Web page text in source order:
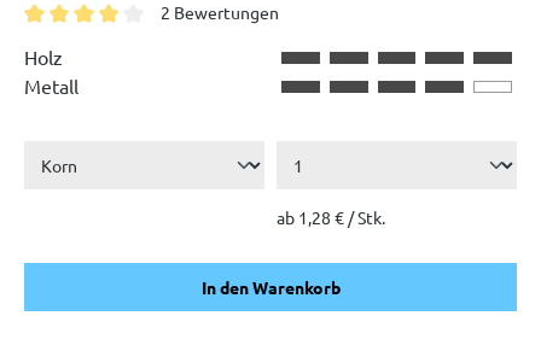
2 Bewertungen
Holz
Metall
ab 1,28 € / Stk.
In den Warenkorb
In den Warenkorb